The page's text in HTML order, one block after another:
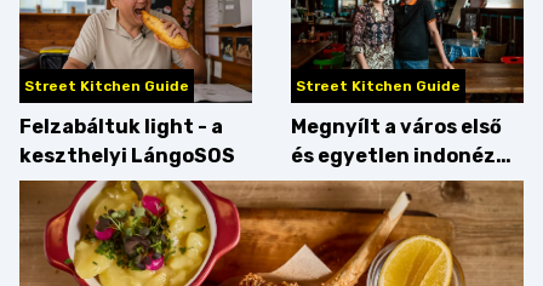
Street Kitchen Guide
Felzabáltuk light - a
keszthelyi LángoSOS
Street Kitchen Guide
Megnyílt a város első
és egyetlen indonéz
étterme a Kolosy
téren, mi pedig
kipróbáltuk!